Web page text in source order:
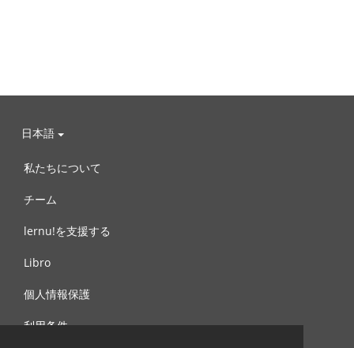
日本語
私たちについて
チーム
lernu!を支援する
Libro
個人情報保護
利用条件